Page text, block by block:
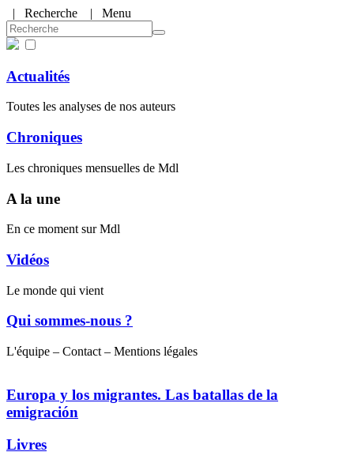
| Recherche | Menu
Actualités
Toutes les analyses de nos auteurs
Chroniques
Les chroniques mensuelles de Mdl
A la une
En ce moment sur Mdl
Vidéos
Le monde qui vient
Qui sommes-nous ?
L'équipe – Contact – Mentions légales
Europa y los migrantes. Las batallas de la
emigración
Livres